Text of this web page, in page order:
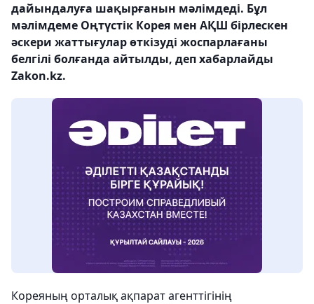
дайындалуға шақырғанын мәлімдеді. Бұл
мәлімдеме Оңтүстік Корея мен АҚШ бірлескен
әскери жаттығулар өткізуді жоспарлағаны
белгілі болғанда айтылды, деп хабарлайды
Zakon.kz.
Кореяның орталық ақпарат агенттігінің